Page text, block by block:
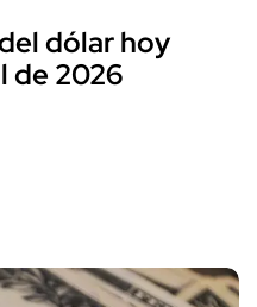
dólar hoy
de 2026